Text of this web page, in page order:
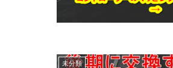
未分類